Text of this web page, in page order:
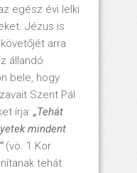
egész évi lelki
Jézus is
arra
állandó
bele, hogy
Szent Pál
írja: „Tehát
mindent
(vö. 1 Kor
tehát